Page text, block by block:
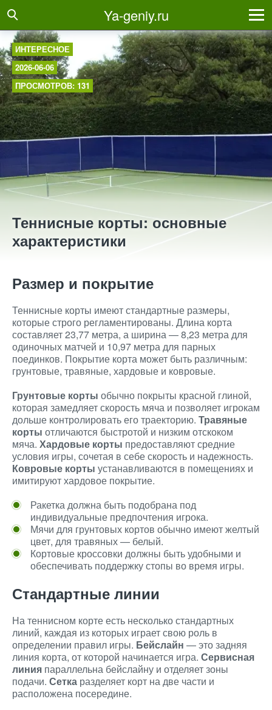
Ya-geniy.ru
ИНТЕРЕСНОЕ
2026-06-06
ПРОСМОТРОВ: 131
Теннисные корты: основные
характеристики
Размер и покрытие
Теннисные корты имеют стандартные размеры,
которые строго регламентированы. Длина корта
составляет 23,77 метра, а ширина — 8,23 метра для
одиночных матчей и 10,97 метра для парных
поединков. Покрытие корта может быть различным:
грунтовые, травяные, хардовые и ковровые.
Грунтовые корты обычно покрыты красной глиной,
которая замедляет скорость мяча и позволяет игрокам
дольше контролировать его траекторию. Травяные
корты отличаются быстротой и низким отскоком
мяча. Хардовые корты предоставляют средние
условия игры, сочетая в себе скорость и надежность.
Ковровые корты устанавливаются в помещениях и
имитируют хардовое покрытие.
Ракетка должна быть подобрана под
индивидуальные предпочтения игрока.
Мячи для грунтовых кортов обычно имеют желтый
цвет, для травяных — белый.
Кортовые кроссовки должны быть удобными и
обеспечивать поддержку стопы во время игры.
Стандартные линии
На теннисном корте есть несколько стандартных
линий, каждая из которых играет свою роль в
определении правил игры. Бейслайн — это задняя
линия корта, от которой начинается игра. Сервисная
линия параллельна бейслайну и отделяет зоны
подачи. Сетка разделяет корт на две части и
расположена посередине.